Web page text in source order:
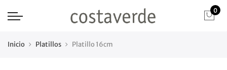
0
Inicio Platillos Platillo 16cm